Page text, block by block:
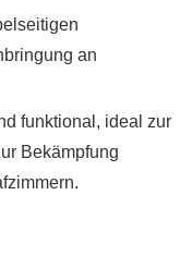
an
funktional, ideal zur
Bekämpfung